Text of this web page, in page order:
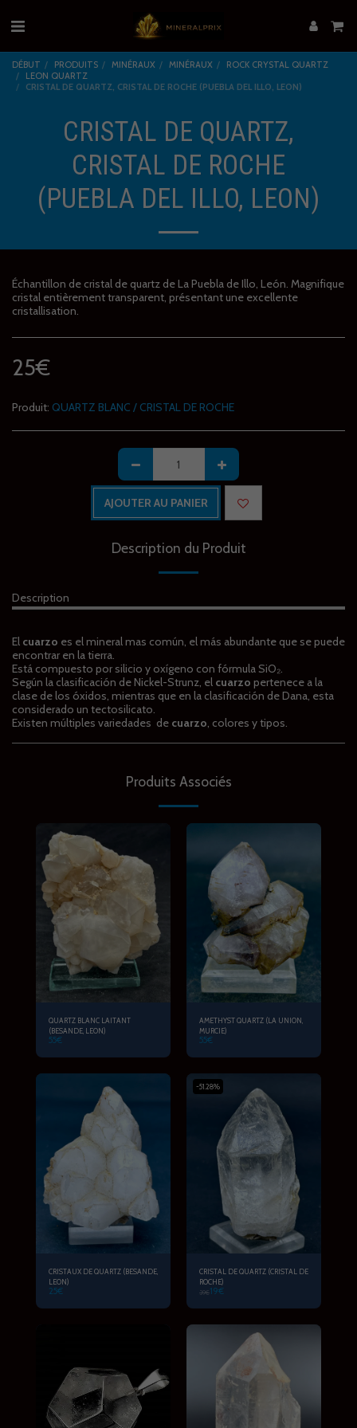
DÉBUT PRODUITS MINÉRAUX MINÉRAUX
ROCK CRYSTAL QUARTZ
LEON QUARTZ
CRISTAL DE QUARTZ, CRISTAL DE ROCHE (PUEBLA DEL ILLO, LEON)
CRISTAL DE QUARTZ,
CRISTAL DE ROCHE
(PUEBLA DEL ILLO, LEON)
Échantillon de cristal de quartz de La Puebla de Illo, León. Magnifique
cristal entièrement transparent, présentant une excellente
cristallisation.
25€
Produit: QUARTZ BLANC / CRISTAL DE ROCHE
AJOUTER AU PANIER
Description du Produit
Description
El cuarzo es el mineral mas común, el más abundante que se puede
encontrar en la tierra.
Está compuesto por silicio y oxígeno con fórmula SiO₂.
Según la clasificación de Nickel-Strunz, el cuarzo pertenece a la
clase de los óxidos, mientras que en la clasificación de Dana, esta
considerado un tectosilicato.
Existen múltiples variedades de cuarzo, colores y tipos.
Produits Associés
QUARTZ BLANC LAITANT
(BESANDE, LEON)
55€
AMETHYST QUARTZ (LA UNION,
MURCIE)
55€
CRISTAUX DE QUARTZ (BESANDE,
LEON)
25€
-51.28%
CRISTAL DE QUARTZ (CRISTAL DE
ROCHE)
39€19€